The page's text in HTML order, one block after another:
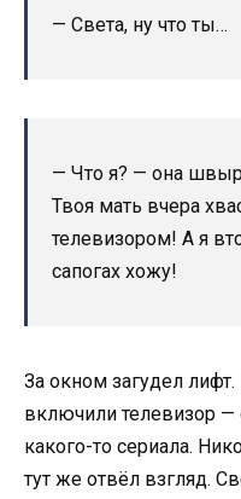
— Света, ну что ты…
— Что я? — она
Твоя мать вчера
телевизором! А я
сапогах хожу!
За окном загудел
включили телевизор —
какого-то сериала.
тут же отвёл взгляд.